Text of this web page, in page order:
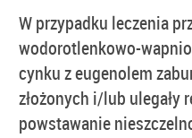
W przypadku leczenia
wodorotlenkowo-
cynku z eugenolem
złożonych i/lub
powstawanie